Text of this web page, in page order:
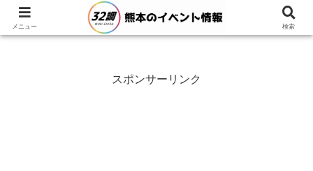
スポンサーリンク
メニュー 検索